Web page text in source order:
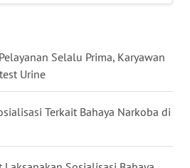
Selalu Prima, Karyawan
Urine
Terkait Bahaya Narkoba di